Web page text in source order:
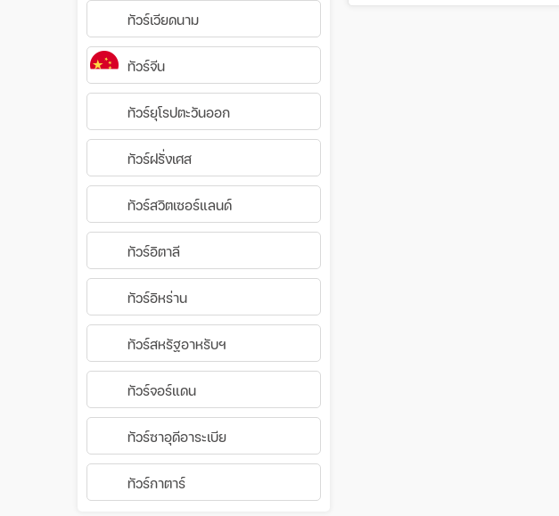
ทัวร์เวียดนาม
ทัวร์จีน
ทัวร์ยุโรปตะวันออก
ทัวร์ฝรั่งเศส
ทัวร์สวิตเซอร์แลนด์
ทัวร์อิตาลี
ทัวร์อิหร่าน
ทัวร์สหรัฐอาหรับฯ
ทัวร์จอร์แดน
ทัวร์ซาอุดีอาระเบีย
ทัวร์กาตาร์